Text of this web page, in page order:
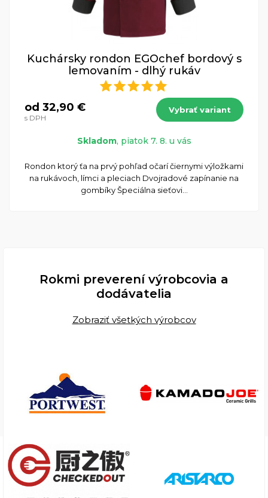
Kuchársky rondon EGOchef bordový s
lemovaním - dlhý rukáv
od 32,90 €
s DPH
Vybrať variant
Skladom, piatok 7. 8. u vás
Rondon ktorý ťa na prvý pohľad očarí čiernymi výložkami
na rukávoch, límci a pleciach Dvojradové zapínanie na
gombíky Špeciálna sieťovi...
Rokmi preverení výrobcovia a
dodávatelia
Zobraziť všetkých výrobcov